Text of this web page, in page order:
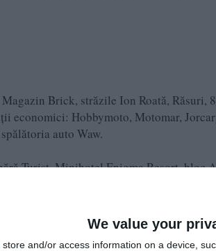
We value your
store and/or access information on a device,
Magazin Brick, străzile Ion Roată, Răsuri,
economici: Hobbymoto, Motomar,
auto Waw.
Turist, Minihotel Enigma Resort, bloc
Terasa Estival, Terasa Crazy Beach,
Amsters, Club Argo, Complex
srl, Hotel Complex Paloma - Coral -
Vila Egreta, Vilele 1 și 2 (zona